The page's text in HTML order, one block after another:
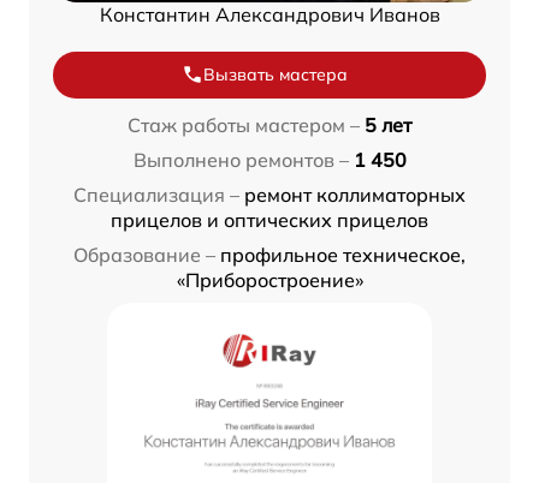
Константин Александрович Иванов
Вызвать мастера
Стаж работы мастером – 5 лет
Выполнено ремонтов – 1 450
Специализация – ремонт коллиматорных
прицелов и оптических прицелов
Образование – профильное техническое,
«Приборостроение»